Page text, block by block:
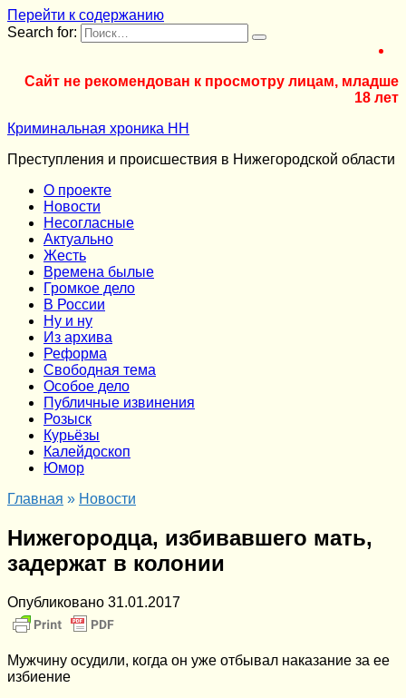
Перейти к содержанию
Search for:
Сайт не рекомендован к просмотру лицам, младше
18 лет
Криминальная хроника НН
Преступления и происшествия в Нижегородской области
О проекте
Новости
Несогласные
Актуально
Жесть
Времена былые
Громкое дело
В России
Ну и ну
Из архива
Реформа
Cвободная тема
Особое дело
Публичные извинения
Розыск
Курьёзы
Калейдоскоп
Юмор
Главная » Новости
Нижегородца, избивавшего мать,
задержат в колонии
Опубликовано 31.01.2017
Мужчину осудили, когда он уже отбывал наказание за ее
избиение